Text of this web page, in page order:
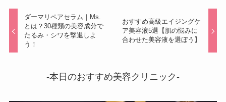
ダーマリペアセラム｜Ms.
とは？30種類の美容成分で
たるみ・シワを撃退しよ
う！
おすすめ高級エイジングケ
ア美容液5選【肌の悩みに
合わせた美容液を選ぼう】
-本日のおすすめ美容クリニック-